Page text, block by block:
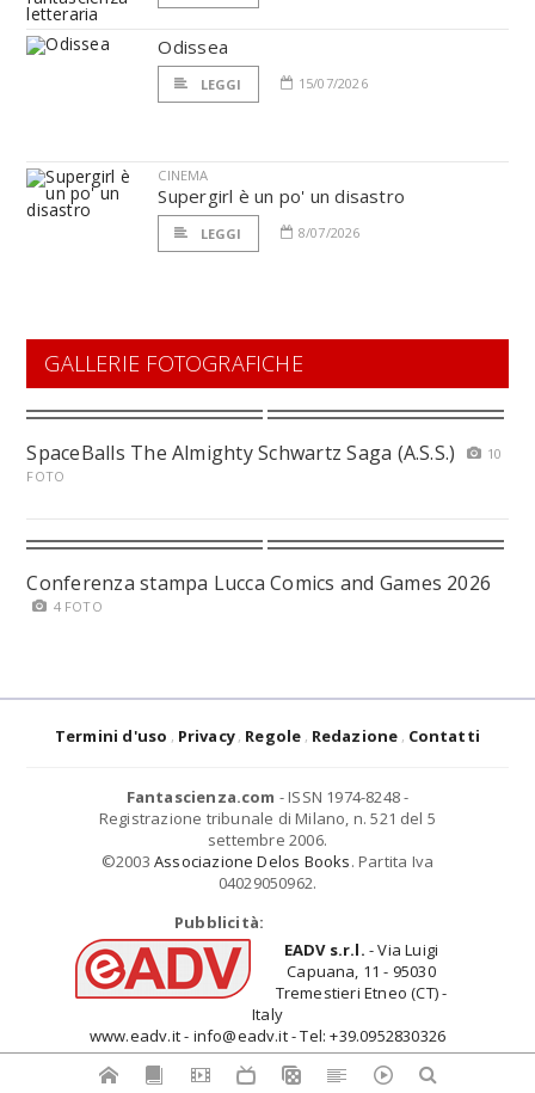
Odissea
LEGGI 15/07/2026
CINEMA
Supergirl è un po' un disastro
LEGGI 8/07/2026
GALLERIE FOTOGRAFICHE
SpaceBalls The Almighty Schwartz Saga (A.S.S.)
10
FOTO
Conferenza stampa Lucca Comics and Games 2026
4 FOTO
Termini d'uso Privacy Regole Redazione Contatti
Fantascienza.com - ISSN 1974-8248 -
Registrazione tribunale di Milano, n. 521 del 5
settembre 2006.
©2003 Associazione Delos Books. Partita Iva
04029050962.
Pubblicità:
EADV s.r.l. - Via Luigi
Capuana, 11 - 95030
Tremestieri Etneo (CT) -
Italy
www.eadv.it - info@eadv.it - Tel: +39.0952830326